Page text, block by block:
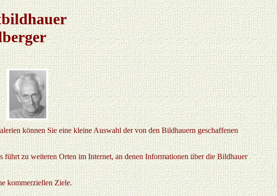
können Sie eine kleine Auswahl der von den Bildhauern geschaffenen
führt zu weiteren Orten im Internet, an denen Informationen über die Bildhauer
kommerziellen Ziele.